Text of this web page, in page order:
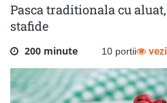
Pasca traditionala cu
stafide
200 minute 10 portii